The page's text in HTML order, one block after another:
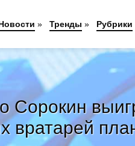
вратарей
» Тренды » Рубрики